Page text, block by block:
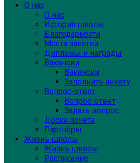
О нас
О нас
История школы
Благодарности
Места занятий
Дипломы и награды
Вакансии
Вакансии
Заполнить анкету
Вопрос-ответ
Вопрос-ответ
Задать вопрос
Доска почёта
Партнёры
Жизнь школы
Жизнь школы
Расписание